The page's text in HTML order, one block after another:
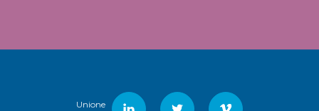
Unione